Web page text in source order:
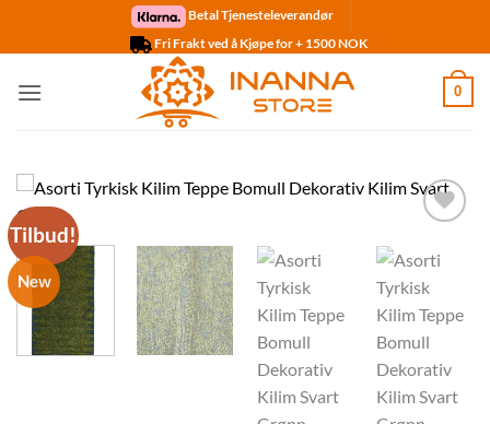
Betal Tjenesteleverandør
Fri Frakt ved å Kjøpe for + 1500 NOK
0
Tilbud!
New
ønskelisten